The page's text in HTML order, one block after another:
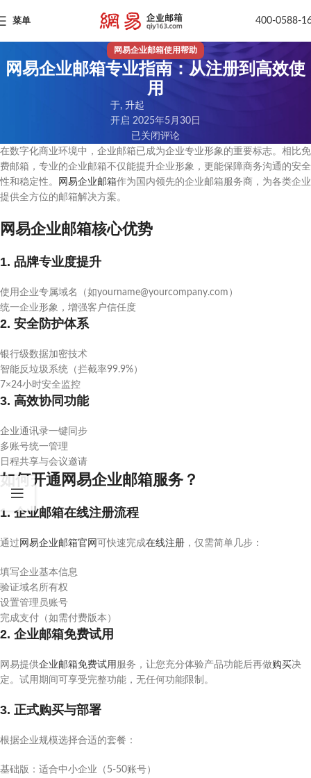
菜单 400-0588-
网易企业邮箱使用帮助
网易企业邮箱专业指南：从注册到高效使
用
于, 升起
开启 2025年5月30日
已关闭评论
在数字化商业环境中，企业邮箱已成为企业专业形象的重要标志。相比免
费邮箱，专业的企业邮箱不仅能提升企业形象，更能保障商务沟通的安全
性和稳定性。
网易企业邮箱作为国内领先的企业邮箱服务商，为各类企业
提供全方位的邮箱解决方案。
网易企业邮箱核心优势
1. 品牌专业度提升
使用企业专属域名（如yourname@yourcompany.com）
统一企业形象，增强客户信任度
2. 安全防护体系
银行级数据加密技术
智能反垃圾系统（拦截率99.9%）
7×24小时安全监控
3. 高效协同功能
企业通讯录一键同步
多账号统一管理
日程共享与会议邀请
如何开通网易企业邮箱服务？
1. 企业邮箱在线注册流程
通过 网易企业邮箱官网 可快速完成在线注册 ，仅需简单几步：
填写企业基本信息
验证域名所有权
设置管理员账号
完成支付（如需付费版本）
2. 企业邮箱免费试用
网易提供企业邮箱免费试用 服务，让您充分体验产品功能后再做购买决
定。试用期间可享受完整功能，无任何功能限制。
3. 正式购买与部署
根据企业规模选择合适的套餐：
基础版：适合中小企业（5-50账号）